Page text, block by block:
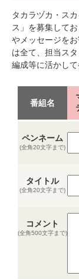
タカラヅカ・ス
ス」を募集して
やメッセージを
は全て、担当ス
編成等に活かして
番組名
ペンネーム
(全角20文字まで)
タイトル
(全角20文字まで)
コメント
(全角500文字まで)